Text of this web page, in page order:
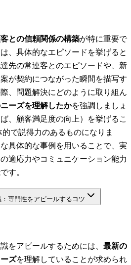
との信頼関係の構築が特に重要で
、具体的なエピソードを挙げると
先の常連客とのエピソードや、新
が契約につながった瞬間を描写す
、問題解決にどのように取り組ん
ーズを理解したかを強調しましょ
、顧客満足度の向上）を挙げるこ
で説得力のあるものになりま
具体的な事例を用いることで、実
適応力やコミュニケーション能力
す。
専門性をアピールするコツ
をアピールするためには、 最新の
ズを理解していることが求められ